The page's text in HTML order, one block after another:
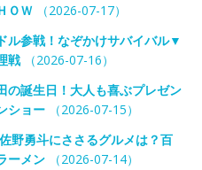
ＯＷ （2026-07-17）
ル参戦！なぞかけサバイバル▼
戦（2026-07-16）
誕生日！大人も喜ぶプレゼン
ショー（2026-07-15）
野勇斗にささるグルメは？百
ーメン（2026-07-14）